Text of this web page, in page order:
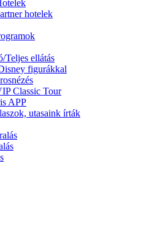
hotelek
Teljes ellátás
figurákkal
Classic Tour
APP
utasaink írták